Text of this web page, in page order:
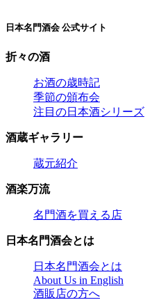
日本名門酒会 公式サイト
折々の酒
お酒の歳時記
季節の頒布会
注目の日本酒シリーズ
酒蔵ギャラリー
蔵元紹介
酒楽万流
名門酒を買える店
日本名門酒会とは
日本名門酒会とは
About Us in English
酒販店の方へ